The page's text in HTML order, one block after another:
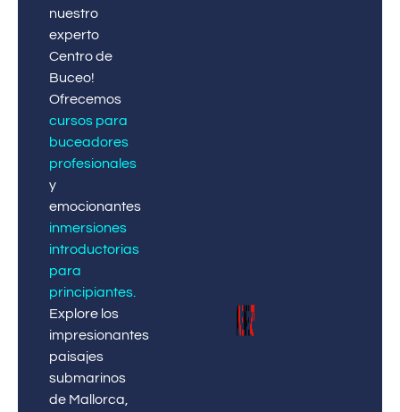
nuestro
experto
Centro de
Buceo!
Ofrecemos
cursos para
buceadores
profesionales
y
emocionantes
inmersiones
introductorias
para
principiantes
Explore los
impresionantes
paisajes
submarinos
de Mallorca,